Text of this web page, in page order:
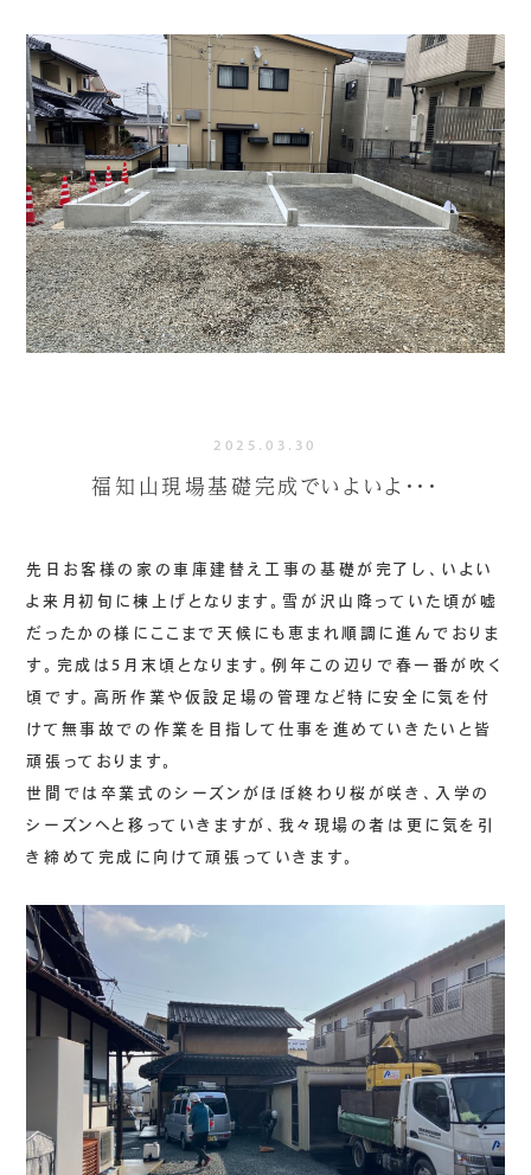
2025.03.30
福知山現場基礎完成でいよいよ・・・
先日お客様の家の車庫建替え工事の基礎が完了し、いよい
よ来月初旬に棟上げとなります。雪が沢山降っていた頃が嘘
だったかの様にここまで天候にも恵まれ順調に進んでおりま
す。完成は5月末頃となります。例年この辺りで春一番が吹く
頃です。高所作業や仮設足場の管理など特に安全に気を付
けて無事故での作業を目指して仕事を進めていきたいと皆
頑張っております。
世間では卒業式のシーズンがほぼ終わり桜が咲き、入学の
シーズンへと移っていきますが、我々現場の者は更に気を引
き締めて完成に向けて頑張っていきます。